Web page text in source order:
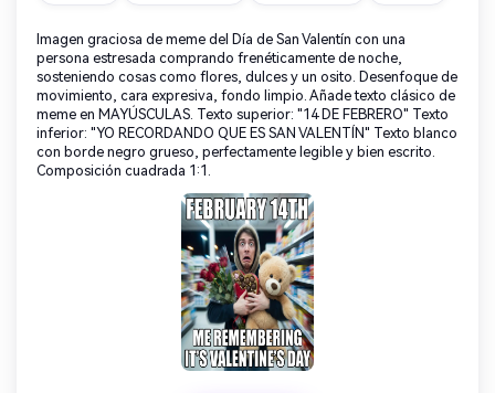
Imagen graciosa de meme del Día de San Valentín con una
persona estresada comprando frenéticamente de noche,
sosteniendo cosas como flores, dulces y un osito. Desenfoque de
movimiento, cara expresiva, fondo limpio. Añade texto clásico de
meme en MAYÚSCULAS. Texto superior: "14 DE FEBRERO" Texto
inferior: "YO RECORDANDO QUE ES SAN VALENTÍN" Texto blanco
con borde negro grueso, perfectamente legible y bien escrito.
Composición cuadrada 1:1.